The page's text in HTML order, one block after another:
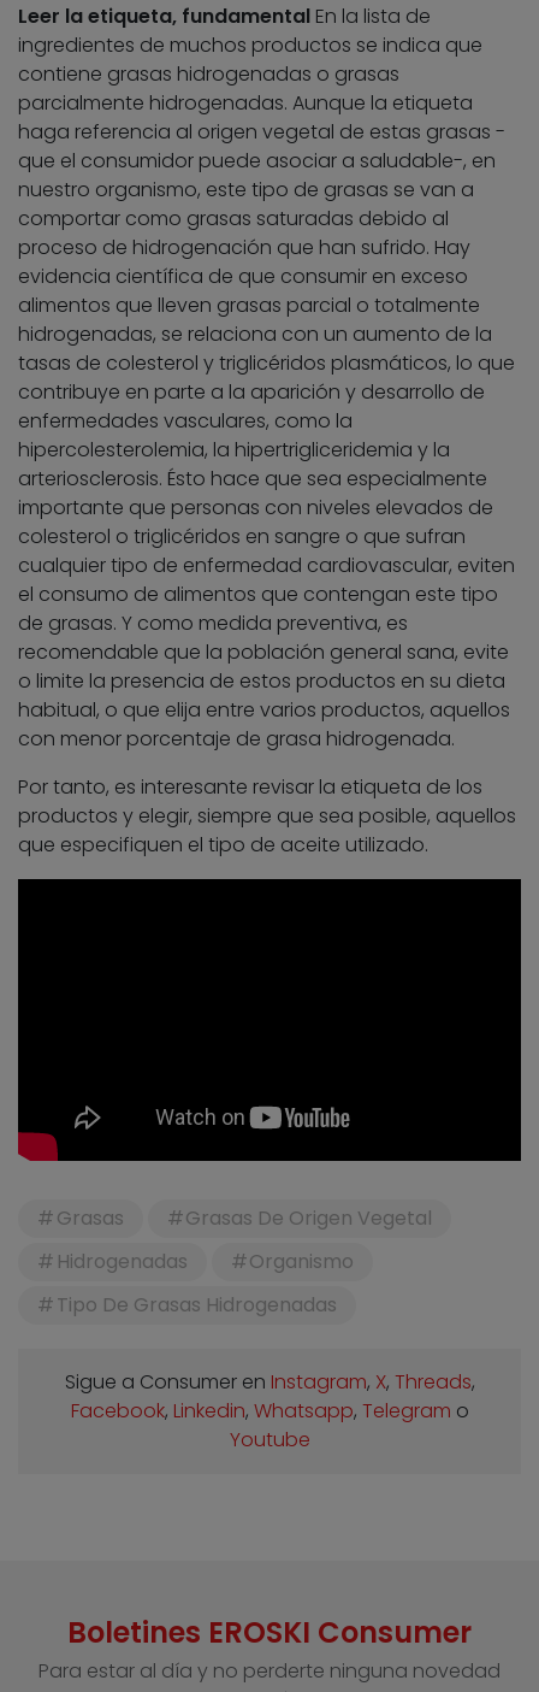
Leer la etiqueta, fundamental En la lista de
ingredientes de muchos productos se indica que
contiene grasas hidrogenadas o grasas
parcialmente hidrogenadas. Aunque la etiqueta
haga referencia al origen vegetal de estas grasas -
que el consumidor puede asociar a saludable-, en
nuestro organismo, este tipo de grasas se van a
comportar como grasas saturadas debido al
proceso de hidrogenación que han sufrido. Hay
evidencia científica de que consumir en exceso
alimentos que lleven grasas parcial o totalmente
hidrogenadas, se relaciona con un aumento de la
tasas de colesterol y triglicéridos plasmáticos, lo que
contribuye en parte a la aparición y desarrollo de
enfermedades vasculares, como la
hipercolesterolemia, la hipertrigliceridemia y la
arteriosclerosis. Ésto hace que sea especialmente
importante que personas con niveles elevados de
colesterol o triglicéridos en sangre o que sufran
cualquier tipo de enfermedad cardiovascular, eviten
el consumo de alimentos que contengan este tipo
de grasas. Y como medida preventiva, es
recomendable que la población general sana, evite
o limite la presencia de estos productos en su dieta
habitual, o que elija entre varios productos, aquellos
con menor porcentaje de grasa hidrogenada.
Por tanto, es interesante revisar la etiqueta de los
productos y elegir, siempre que sea posible, aquellos
que especifiquen el tipo de aceite utilizado.
Grasas
Grasas De Origen Vegetal
Hidrogenadas
Organismo
Tipo De Grasas Hidrogenadas
Sigue a Consumer en Instagram, X, Threads,
Facebook, Linkedin, Whatsapp, Telegram o
Youtube
Boletines EROSKI Consumer
Para estar al día y no perderte ninguna novedad